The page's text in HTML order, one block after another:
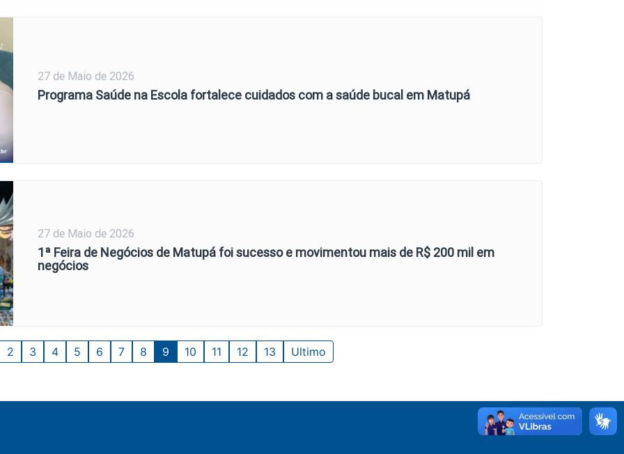
27 de Maio de 2026
Programa Saúde na Escola fortalece cuidados com a saúde bucal em Matupá
27 de Maio de 2026
1ª Feira de Negócios de Matupá foi sucesso e movimentou mais de R$ 200 mil em
negócios
2 3 4 5 6 7 8 9 10 11 12 13 Ultimo